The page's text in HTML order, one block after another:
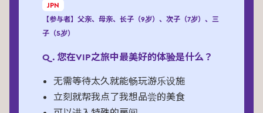
JPN
【参与者】父亲、母亲、长子（9岁）、次子（7岁）、三
子（5岁）
Q. 您在VIP之旅中最美好的体验是什么？
无需等待太久就能畅玩游乐设施
立刻就帮我点了我想品尝的美食